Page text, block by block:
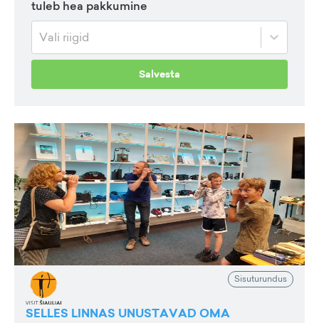
tuleb hea pakkumine
Vali riigid
Salvesta
Sisuturundus
SELLES LINNAS UNUSTAVAD OMA